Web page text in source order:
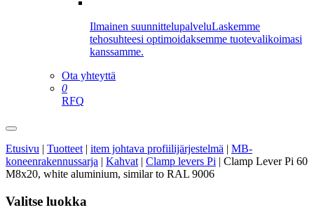
Ilmainen suunnittelupalveluLaskemme
tehosuhteesi optimoidaksemme tuotevalikoimasi
kanssamme.
Ota yhteyttä
0
RFQ
Etusivu | Tuotteet | item johtava profiilijärjestelmä | MB-
koneenrakennussarja | Kahvat | Clamp levers Pi | Clamp Lever Pi 60
M8x20, white aluminium, similar to RAL 9006
Valitse luokka